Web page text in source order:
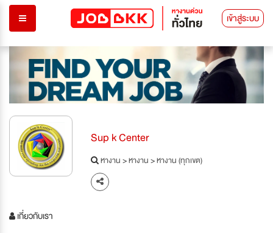
เข้าสู่ระบบ
Sup k Center
หางาน>หางาน>หางาน (ทุกเขต)
เกี่ยวกับเรา